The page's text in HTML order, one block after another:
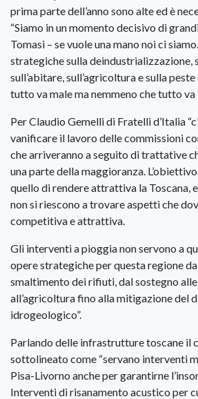
prima parte dell’anno sono alte ed è
“Siamo in un momento decisivo di
Tomasi – se vuole una mano noi ci
strategiche sulla deindustrializzazione,
sull’abitare, sull’agricoltura e sulla
tutto va male ma nemmeno che tutto va
Per Claudio Gemelli di Fratelli d’Italia
vanificare il lavoro delle commissioni
che arriveranno a seguito di trattative
una parte della maggioranza.
quello di rendere attrattiva la Toscana,
non si riescono a trovare aspetti che
competitiva e attrattiva.
Gli interventi a pioggia non servono a
opere strategiche per questa regione
smaltimento dei rifiuti, dal sostegno
all’agricoltura fino alla mitigazione del
idrogeologico”.
Parlando delle infrastrutture toscane il
sottolineato come “servano interventi
Pisa-Livorno anche per garantirne
Interventi di risanamento acustico per